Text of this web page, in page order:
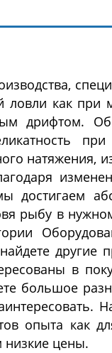
ловли как при
дрифтом.
натяжения,
достигаем
рыбу в
другие
в
большое
опыта как
низкие цены.